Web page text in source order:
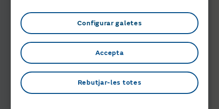
sense tenir la instal·lació?
Com puc sol·licitar l’alta de llum,
tenint ja la instal·lació?
Configurar galetes
Rebutjar-les totes
Accepta